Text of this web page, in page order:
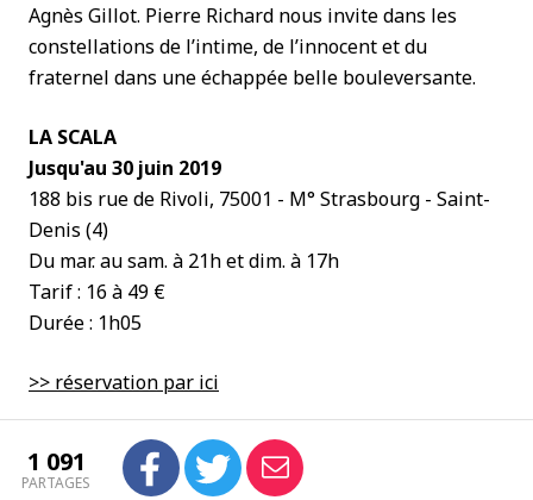
Agnès Gillot. Pierre Richard nous invite dans les
constellations de l’intime, de l’innocent et du
fraternel dans une échappée belle bouleversante.
LA SCALA
Jusqu'au 30 juin 2019
188 bis rue de Rivoli, 75001 - M° Strasbourg - Saint-
Denis (4)
Du mar. au sam. à 21h et dim. à 17h
Tarif : 16 à 49 €
Durée : 1h05
>> réservation par ici
1 091
PARTAGES